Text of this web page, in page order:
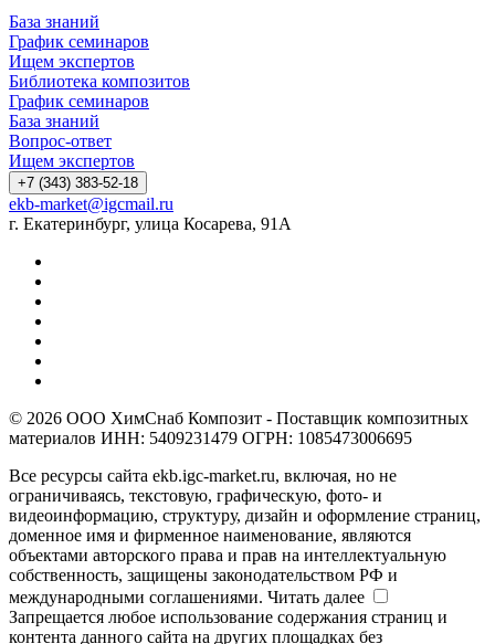
База знаний
График семинаров
Ищем экспертов
Библиотека композитов
График семинаров
База знаний
Вопрос-ответ
Ищем экспертов
+7 (343) 383-52-18
ekb-market@igcmail.ru
г. Екатеринбург, улица Косарева, 91А
© 2026 ООО ХимСнаб Композит - Поставщик композитных
материалов ИНН: 5409231479 ОГРН: 1085473006695
Все ресурсы сайта ekb.igc-market.ru, включая, но не
ограничиваясь, текстовую, графическую, фото- и
видеоинформацию, структуру, дизайн и оформление страниц,
доменное имя и фирменное наименование, являются
объектами авторского права и прав на интеллектуальную
собственность, защищены законодательством РФ и
международными соглашениями. Читать далее
Запрещается любое использование содержания страниц и
контента данного сайта на других площадках без